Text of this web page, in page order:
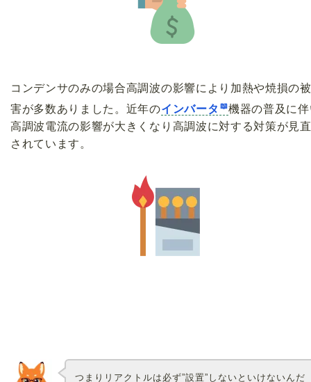
コンデンサのみの場合高調波の影響により加熱や焼損の被
害が多数ありました。近年のインバータ
機器の普及に
高調波電流の影響が大きくなり高調波に対する対策が見直
されています。
つまりリアクトルは必ず”設置”しないといけないんだ